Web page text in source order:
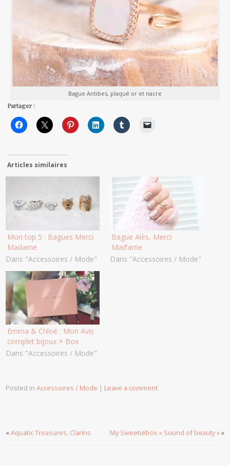
Bague Antibes, plaqué or et nacre
Partager :
Articles similaires
Mon top 5 : Bagues Merci
Madame
Dans "Accessoires / Mode"
Bague Alès, Merci
Mad’ame
Dans "Accessoires / Mode"
Emma & Chloé : Mon Avis
complet bijoux + Box
Dans "Accessoires / Mode"
Posted inAccessoires / Mode | Leave a comment
«Aquatic Treasures, Clarins My Sweetiebox « Sound of beauty »»